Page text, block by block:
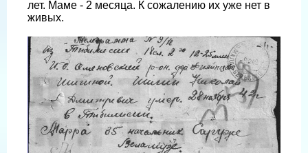
лет. Маме - 2 месяца. К сожалению их уже нет в
живых.